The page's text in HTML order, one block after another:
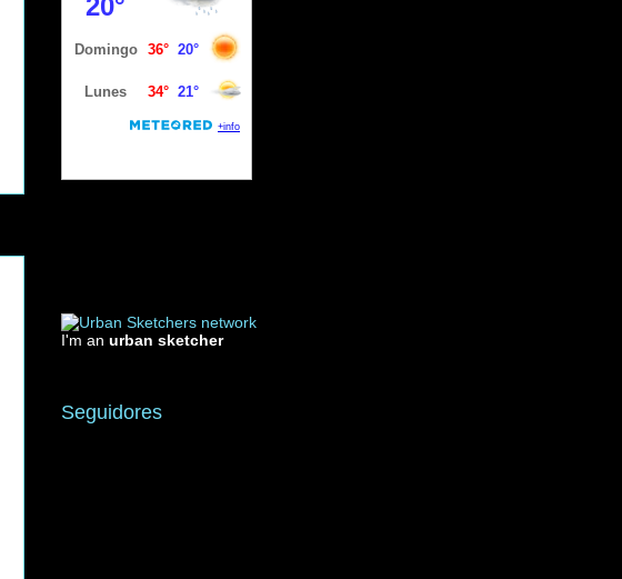
I'm an urban sketcher
Seguidores